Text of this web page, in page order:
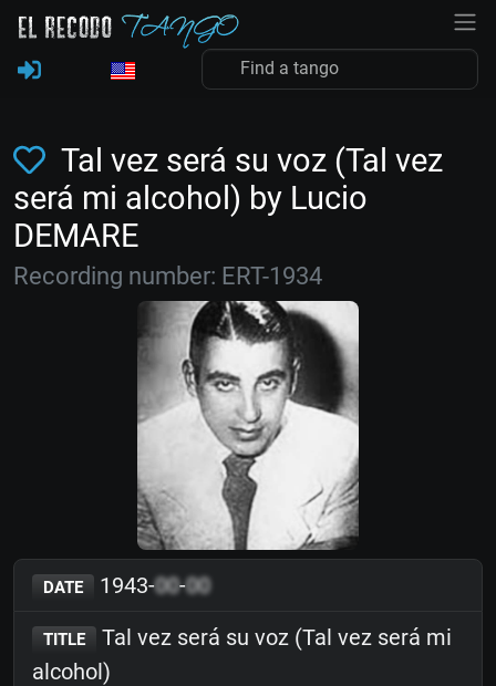
Tal vez será su voz (Tal vez
será mi alcohol) by Lucio
DEMARE
Recording number: ERT-1934
DATE 1943-00-00
TITLE
Tal vez será su voz (Tal vez será mi
alcohol)